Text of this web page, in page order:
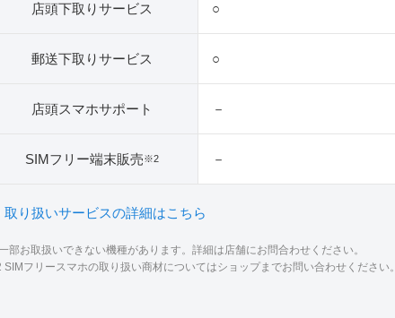
店頭下取りサービス ○
郵送下取りサービス ○
店頭スマホサポート －
SIMフリー端末販売※2 －
取り扱いサービスの詳細はこちら
部お取扱いできない機種があります。詳細は店舗にお問合わせください。
フリースマホの取り扱い商材についてはショップまでお問い合わせください。